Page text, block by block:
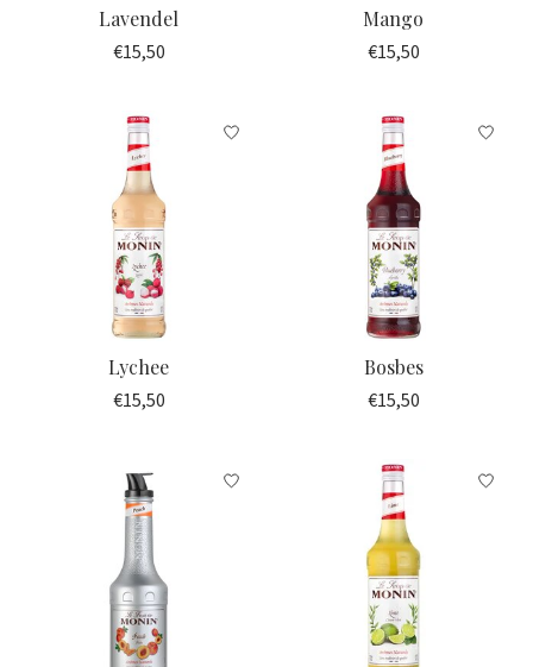
Lavendel
€15,50
Mango
€15,50
Lychee
€15,50
Bosbes
€15,50